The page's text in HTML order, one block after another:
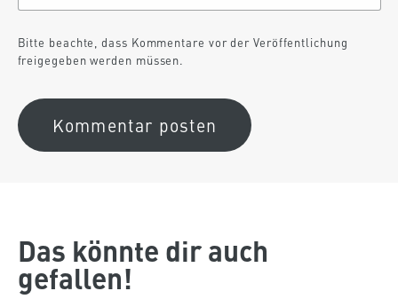
Bitte beachte, dass Kommentare vor der Veröffentlichung
freigegeben werden müssen.
Das könnte dir auch
gefallen!